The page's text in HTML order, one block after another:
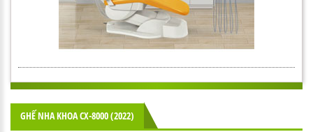
GHẾ NHA KHOA CX-8000 (2022)